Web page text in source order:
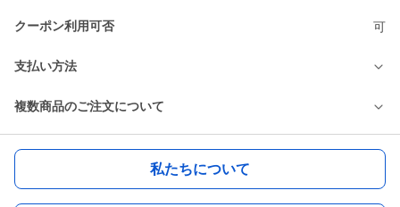
クーポン利用可否 可
支払い方法
複数商品のご注文について
私たちについて